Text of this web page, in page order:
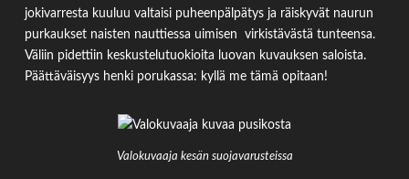
jokivarresta kuuluu valtaisi puheenpälpätys ja räiskyvät naurun
purkaukset naisten nauttiessa uimisen virkistävästä tunteensa.
Väliin pidettiin keskustelutuokioita luovan kuvauksen saloista.
Päättäväisyys henki porukassa: kyllä me tämä opitaan!
Valokuvaaja kesän suojavarusteissa